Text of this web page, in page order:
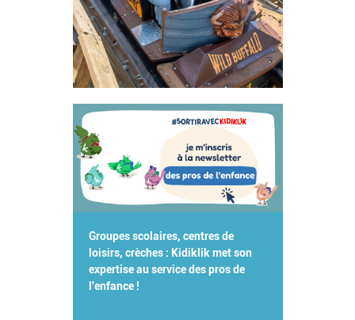
Groupes scolaires, centres de
loisirs, crèches : Kidiklik met son
expertise au service des pros de
l'enfance !